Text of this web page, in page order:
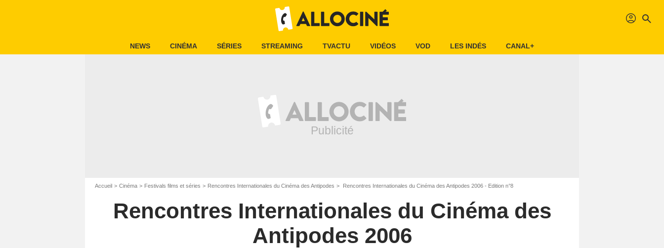
profil search
NEWS CINÉMA SÉRIES STREAMING TVACTU VIDÉOS VOD LES INDÉS CANAL+
Accueil Cinéma Festivals films et séries Rencontres Internationales du Cinéma des Antipodes Rencontres Internationales du Cinéma des Antipodes 2006 - Edition n°8
Rencontres Internationales du Cinéma des
Antipodes 2006